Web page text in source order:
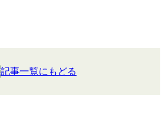
記事一覧にもどる